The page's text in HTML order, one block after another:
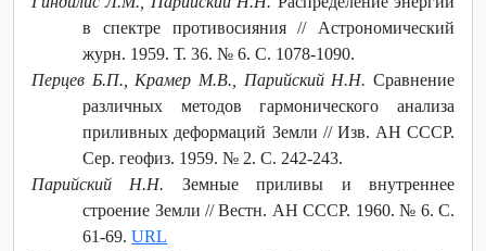
в спектре противосияния // Астрономический
журн. 1959. Т. 36. № 6. С. 1078-1090.
Перцев Б.П., Крамер М.В., Парийский Н.Н. Сравнение
различных методов гармонического анализа
приливных деформаций Земли // Изв. АН СССР.
Сер. геофиз. 1959. № 2. С. 242-243.
Парийский Н.Н. Земные приливы и внутреннее
строение Земли // Вестн. АН СССР. 1960. № 6. С.
61-69.URL